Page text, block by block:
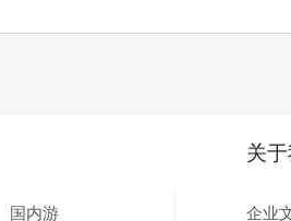
国内游
关
企业